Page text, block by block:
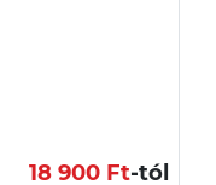
18 900 Ft-tól